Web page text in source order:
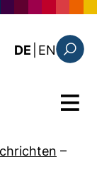
DE EN: the
Menü
–